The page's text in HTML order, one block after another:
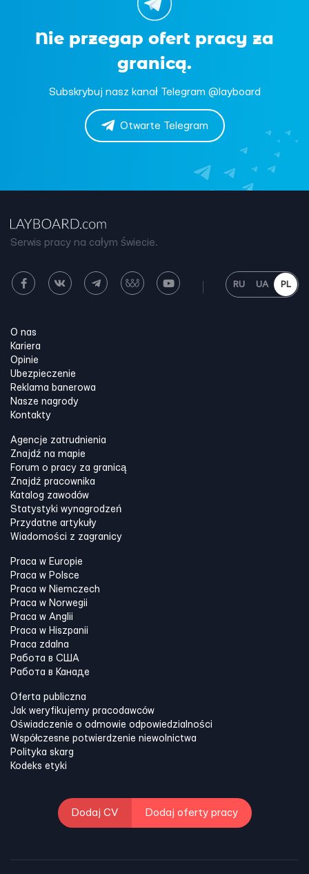
Nie przegap ofert pracy za
granicą.
Subskrybuj nasz kanał Telegram @layboard
Otwarte Telegram
Serwis pracy na całym świecie.
RU UA PL
O nas
Kariera
Opinie
Ubezpieczenie
Reklama banerowa
Nasze nagrody
Kontakty
Agencje zatrudnienia
Znajdź na mapie
Forum o pracy za granicą
Znajdź pracownika
Katalog zawodów
Statystyki wynagrodzeń
Przydatne artykuły
Wiadomości z zagranicy
Praca w Europie
Praca w Polsce
Praca w Niemczech
Praca w Norwegii
Praca w Anglii
Praca w Hiszpanii
Praca zdalna
Работа в США
Работа в Канадe
Oferta publiczna
Jak weryfikujemy pracodawców
Oświadczenie o odmowie odpowiedzialności
Współczesne potwierdzenie niewolnictwa
Polityka skarg
Kodeks etyki
Dodaj CV Dodaj oferty pracy